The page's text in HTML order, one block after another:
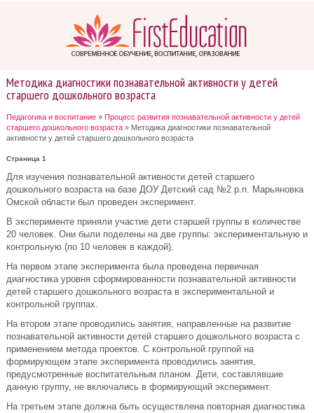
Методика диагностики познавательной активности у детей
старшего дошкольного возраста
Педагогика и воспитание » Процесс развития познавательной активности у детей
старшего дошкольного возраста » Методика диагностики познавательной
активности у детей старшего дошкольного возраста
Страница 1
Для изучения познавательной активности детей старшего
дошкольного возраста на базе ДОУ Детский сад №2 р.п. Марьяновка
Омской области был проведен эксперимент.
В эксперименте приняли участие дети старшей группы в количестве
20 человек. Они были поделены на две группы: экспериментальную и
контрольную (по 10 человек в каждой).
На первом этапе эксперимента была проведена первичная
диагностика уровня сформированности познавательной активности
детей старшего дошкольного возраста в экспериментальной и
контрольной группах.
На втором этапе проводились занятия, направленные на развитие
познавательной активности детей старшего дошкольного возраста с
применением метода проектов. С контрольной группой на
формирующем этапе эксперимента проводились занятия,
предусмотренные воспитательным планом. Дети, составлявшие
данную группу, не включались в формирующий эксперимент.
На третьем этапе должна быть осуществлена повторная диагностика